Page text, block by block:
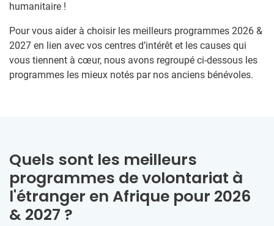
humanitaire !
Pour vous aider à choisir les meilleurs programmes 2026 &
2027 en lien avec vos centres d’intérêt et les causes qui
vous tiennent à cœur, nous avons regroupé ci-dessous les
programmes les mieux notés par nos anciens bénévoles.
Quels sont les meilleurs
programmes de volontariat à
l'étranger en Afrique pour 2026
& 2027 ?